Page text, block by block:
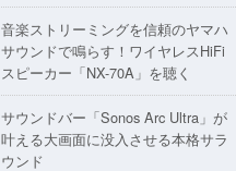
音楽ストリーミングを信頼のヤマハ
サウンドで鳴らす！ワイヤレスHiFi
スピーカー「NX-70A」を聴く
サウンドバー「Sonos Arc Ultra」が
叶える大画面に没入させる本格サラ
ウンド